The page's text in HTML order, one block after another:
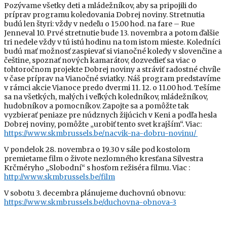
Pozývame všetky deti a mládežníkov, aby sa pripojili do
príprav programu koledovania Dobrej noviny. Stretnutia
budú len štyri: vždy v nedeľu o 15.00 hod. na fare – Rue
Jenneval 10. Prvé stretnutie bude 13. novembra a potom ďalšie
tri nedele vždy v tú istú hodinu na tom istom mieste. Koledníci
budú mať možnosť zaspievať si vianočné koledy v slovenčine a
češtine, spoznať nových kamarátov, dozvedieť sa viac o
tohtoročnom projekte Dobrej noviny a stráviť radostné chvíle
v čase príprav na Vianočné sviatky. Náš program predstavíme
v rámci akcie Vianoce predo dvermi 11. 12. o 11.00 hod. Tešíme
sa na všetkých, malých i veľkých koledníkov, mládežníkov,
hudobníkov a pomocníkov. Zapojte sa a pomôžte tak
vyzbierať peniaze pre núdznych žijúcich v Keni a podľa hesla
Dobrej noviny, pomôžte „urobiť tento svet krajším“. Viac:
https://www.skmbrussels.be/nacvik-na-dobru-novinu/
V pondelok 28. novembra o 19.30 v sále pod kostolom
premietame film o živote nezlomného kresťana Silvestra
Krčméryho „Slobodní“ s hosťom režiséra filmu. Viac :
http://www.skmbrussels.be/film
V sobotu 3. decembra plánujeme duchovnú obnovu:
https://www.skmbrussels.be/duchovna-obnova-3